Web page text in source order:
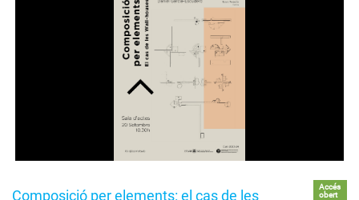
Composició per elements: el cas de les
Accés
obert